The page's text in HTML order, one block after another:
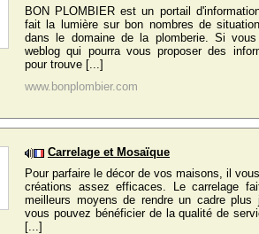
BON PLOMBIER est un portail
fait la lumière sur bon nombres de
dans le domaine de la plomberie. Si
weblog qui pourra vous proposer des
pour trouve [...]
www.bonplombier.com
Carrelage et Mosaïque
Pour parfaire le décor de vos maisons, il
créations assez efficaces. Le carrelage
meilleurs moyens de rendre un cadre plus
vous pouvez bénéficier de la qualité de
[...]